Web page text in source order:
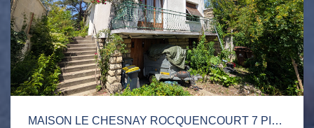
MAISON LE CHESNAY ROCQUENCOURT 7 PIÈCE(S) 170M2